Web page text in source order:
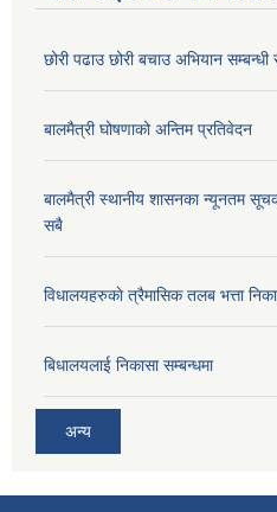
छोरी पढाउ छोरी बचाउ अभियान
बालमैत्री घोषणाको अन्तिम प्रतिवेदन
बालमैत्री स्थानीय शासनका न्यूनतम
सबै
विधालयहरुकाे त्रैमासिक तलब भत्ता
बिधालयलाई निकासा सम्बन्धमा
अन्य